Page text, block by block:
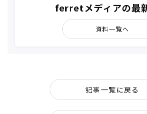
ferretメディアの最
資料一覧へ
記事一覧に戻る